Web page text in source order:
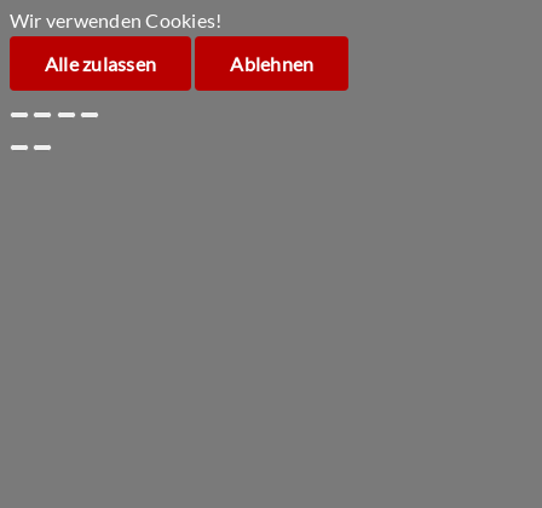
Wir verwenden Cookies!
Alle zulassen
Ablehnen